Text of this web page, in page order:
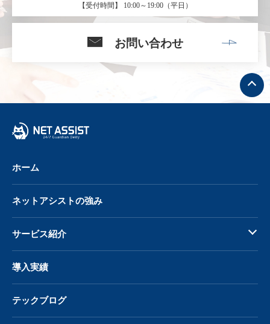
【受付時間】 10:00～19:00（平日）
お問い合わせ
ト
ッ
プ
へ
ホーム
ネットアシストの強み
サービス紹介
導入実績
テックブログ